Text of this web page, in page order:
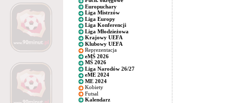
Europuchary
Liga Mistrzów
Liga Europy
Liga Konferencji
Liga Młodzieżowa
Krajowy UEFA
Klubowy UEFA
Reprezentacja
eMŚ 2026
MŚ 2026
Liga Narodów 26/27
eME 2024
ME 2024
Kobiety
Futsal
Kalendarz